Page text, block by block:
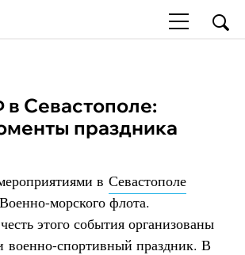
Севастополе:
праздника
в Севастополе
морского флота.
этого события организованы
военно-спортивный праздник. В